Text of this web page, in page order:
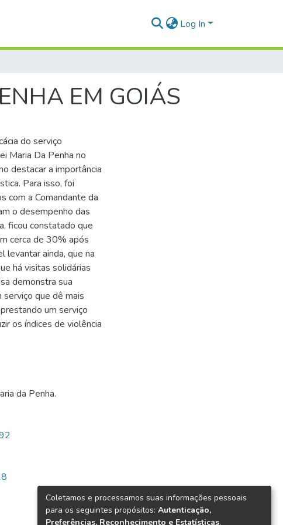
Log In
EM GOIÁS
do serviço
Maria Da Penha no
destacar a importância
Para isso, foi
com a Comandante da
o desempenho das
ficou constatado que
cerca de 30% após
levantar ainda, que na
há visitas solidárias
demonstra sua
que dê mais
um serviço
os índices de violência
da Penha.
Coletamos e processamos suas informações pessoais
para os seguintes propósitos: Autenticação,
Preferências, Reconhecimento e Estatísticas.